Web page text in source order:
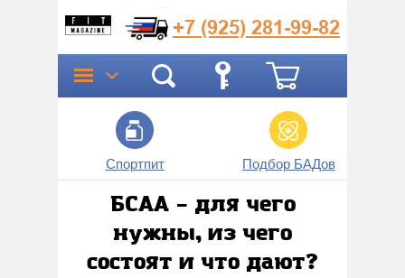
+7 (925) 281-99-82
Спортпит Подбор БАДов
БСАА – для чего
нужны, из чего
состоят и что дают?